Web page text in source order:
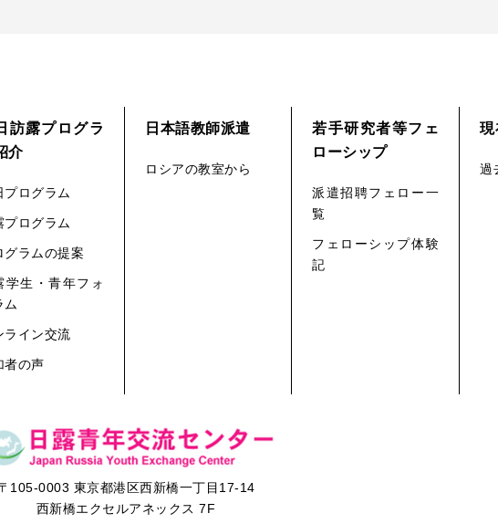
訪露プログラ
介
プログラム
プログラム
グラムの提案
学生・青年フォ
ム
ライン交流
者の声
日本語教師派遣
ロシアの教室から
若手研究者等フェ
ローシップ
派遣招聘フェロー一
覧
フェローシップ体験
記
現
過
105-0003 東京都港区西新橋一丁目17-14
西新橋エクセルアネックス 7F